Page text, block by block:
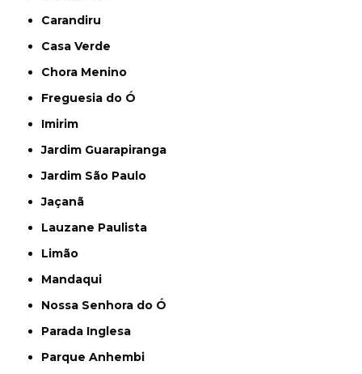
Carandiru
Casa Verde
Chora Menino
Freguesia do Ó
Imirim
Jardim Guarapiranga
Jardim São Paulo
Jaçanã
Lauzane Paulista
Limão
Mandaqui
Nossa Senhora do Ó
Parada Inglesa
Parque Anhembi